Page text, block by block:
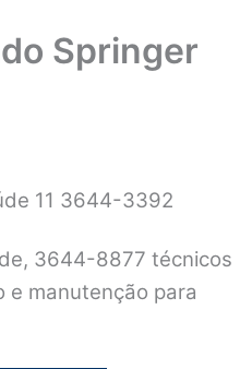
Springer
11 3644-3392
3644-8877 técnicos
e manutenção para